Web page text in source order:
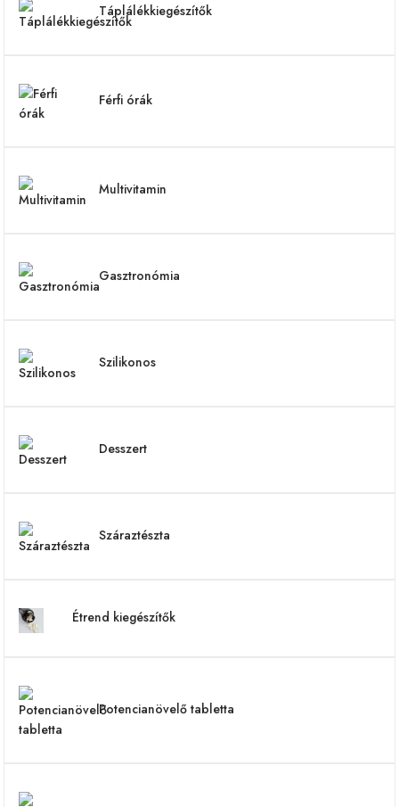
Táplálékkiegészítők
Férfi órák
Multivitamin
Gasztronómia
Szilikonos
Desszert
Száraztészta
Étrend kiegészítők
Potencianövelő tabletta